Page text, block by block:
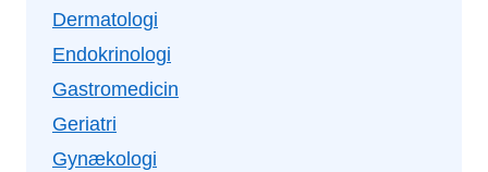
Dermatologi
Endokrinologi
Gastromedicin
Geriatri
Gynækologi